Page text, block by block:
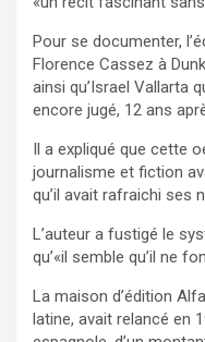
Pour se documenter,
Florence Cassez à
ainsi qu’Israel Vallarta
encore jugé, 12 ans
Il a expliqué que cette
journalisme et fiction
qu’il avait rafraichi ses
L’auteur a fustigé le
qu’«il semble qu’il ne
La maison d’édition
latine, avait relancé en